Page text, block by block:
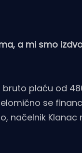
a mi smo
bruto plaću od
se
načelnik Klanac